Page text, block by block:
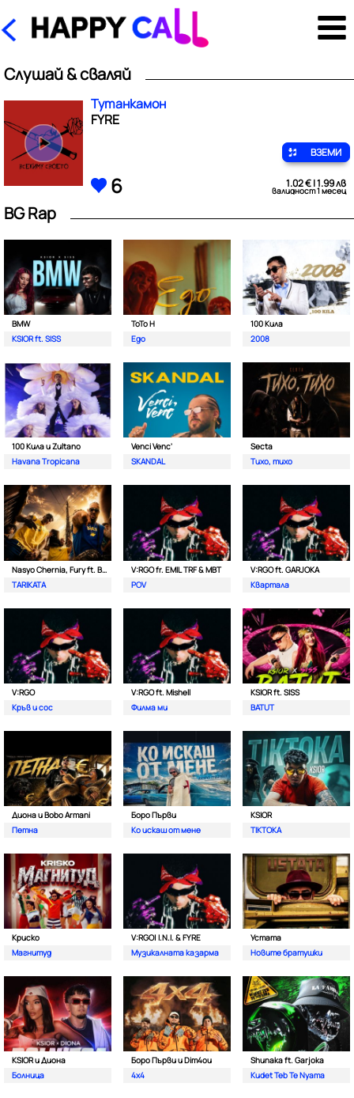
Слушай & сваляй
Тутанкамон
FYRE
ВЗЕМИ
6 1.02 € | 1.99 лв
валидност 1 месец
BG Rap
BMW
KSIOR ft. SISS
ToTo H
Ego
100 Кила
2008
100 Кила и Zultano
Havana Tropicana
Venci Venc'
SKANDAL
Secta
Тихо, тихо
Nasyo Chernia, Fury ft. Bobo Armani
TARIKATA
V:RGO fr. EMIL TRF & MBT
POV
V:RGO ft. GARJOKA
Квартала
V:RGO
Кръв и сос
V:RGO ft. Mishell
Филма ми
KSIOR ft. SISS
BATUT
Диона и Bobo Armani
Петна
Боро Първи
Ко искаш от мене
KSIOR
TIKTOKA
Криско
Магнитуд
V:RGO| I.N.I. & FYRE
Музикалната казарма
Устата
Новите братушки
KSIOR и Диона
Болница
Боро Първи и Dim4ou
4x4
Shunaka ft. Garjoka
Kudet Teb Te Nyama